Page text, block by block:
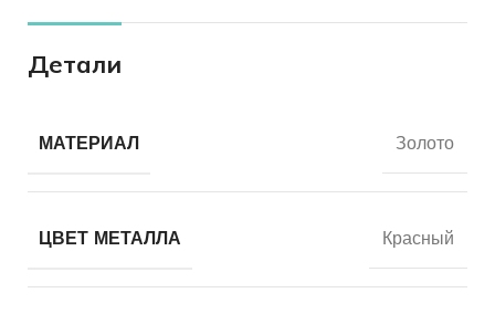
Детали
МАТЕРИАЛ Золото
ЦВЕТ МЕТАЛЛА Красный